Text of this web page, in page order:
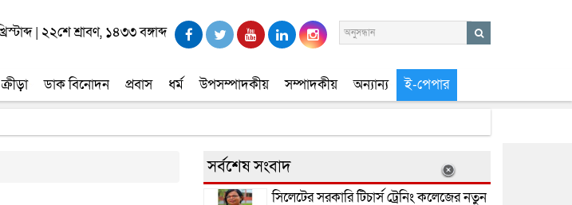
| ২২শে শ্রাবণ, ১৪৩৩ বঙ্গাব্দ
ক্রীড়া ডাক বিনোদন প্রবাস ধর্ম উপসম্পাদকীয় সম্পাদকীয় অন্যান্য ই-পেপার
সর্বশেষ সংবাদ
সিলেটের সরকারি টিচার্স ট্রেনিং কলেজের নতুন